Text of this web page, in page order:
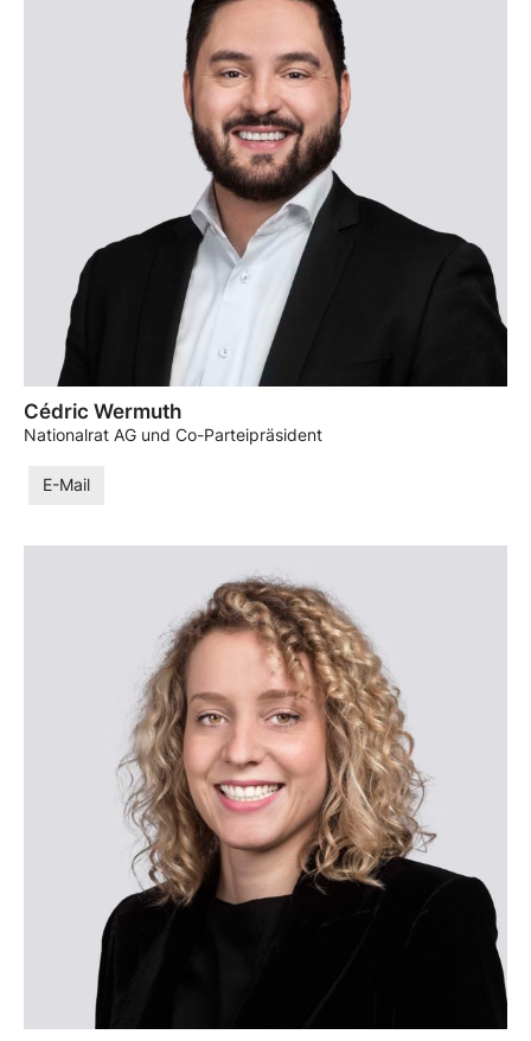
Cédric Wermuth
Nationalrat AG und Co-Parteipräsident
E-Mail